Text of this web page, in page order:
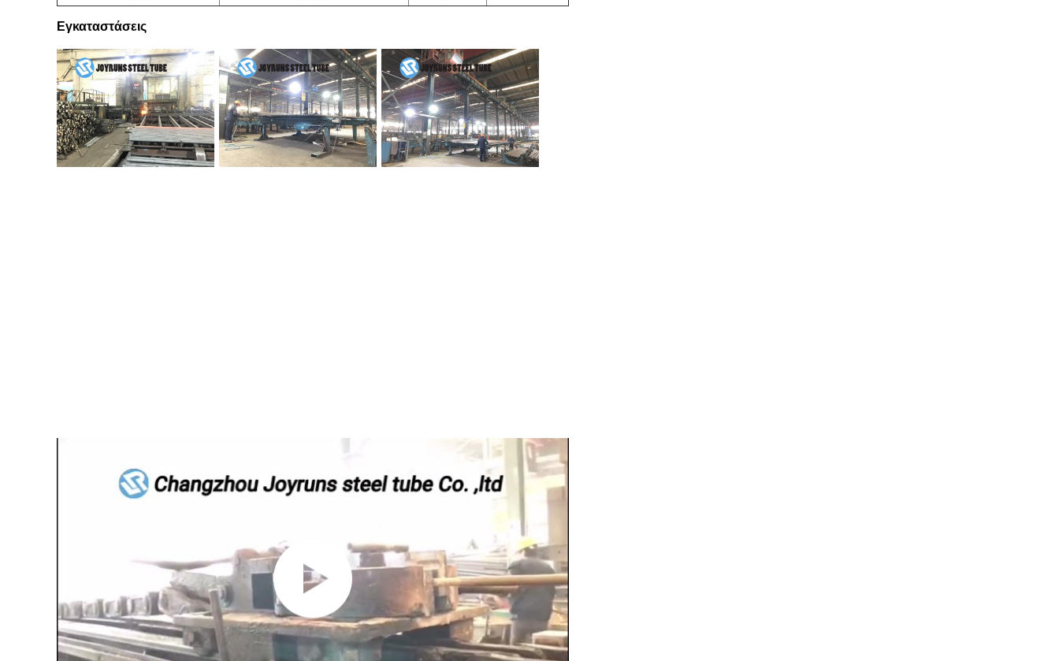
Εγκαταστάσεις